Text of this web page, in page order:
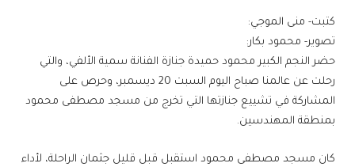
كتبت- منى الموجي:
تصوير- محمود بكار:
حضر النجم الكبير محمود حميدة جنازة الفنانة سمية الألفي، والتي
رحلت عن عالمنا صباح اليوم السبت 20 ديسمبر، وحرص على
المشاركة في تشييع جنازتها التي تخرج من مسجد مصطفى محمود
بمنطقة المهندسين.
كان مسجد مصطفى محمود استقبل قبل قليل جثمان الراحلة، لأداء